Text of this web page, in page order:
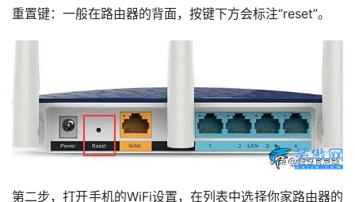
重置键：一般在路由器的背面，按键下方会标注“reset”。
第二步，打开手机的WiFi设置，在列表中选择你家路由器的